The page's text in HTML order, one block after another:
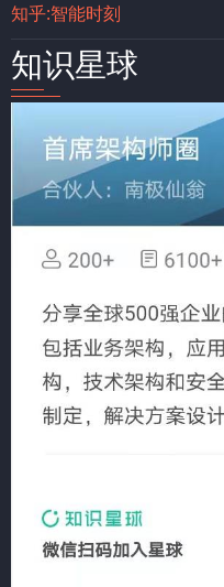
知乎:智能时刻
知识星球